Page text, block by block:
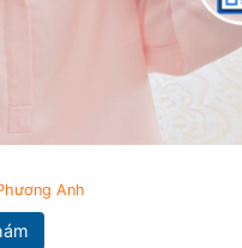
Anh